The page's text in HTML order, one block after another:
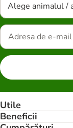
Alege animalul /
Utile
Beneficii